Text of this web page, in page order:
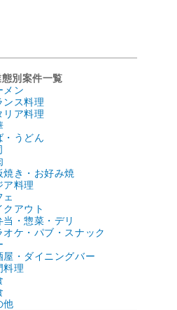
別案件一覧
メン
ンス料理
リア料理
・うどん
焼き・お好み焼
ア料理
ェ
クアウト
当・惣菜・デリ
オケ・パブ・スナック
屋・ダイニングバー
料理
他